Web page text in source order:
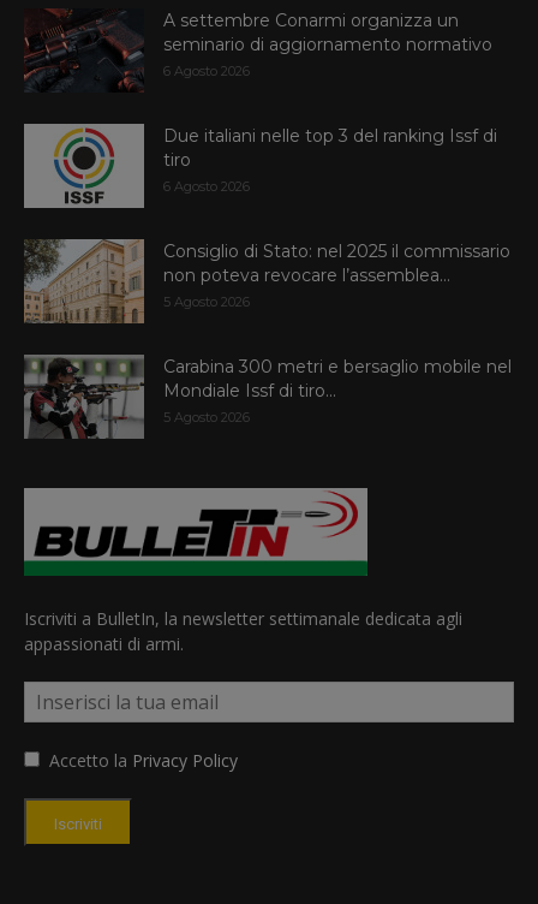
A settembre Conarmi organizza un
seminario di aggiornamento normativo
6 Agosto 2026
Due italiani nelle top 3 del ranking Issf di
tiro
6 Agosto 2026
Consiglio di Stato: nel 2025 il commissario
non poteva revocare l’assemblea...
5 Agosto 2026
Carabina 300 metri e bersaglio mobile nel
Mondiale Issf di tiro...
5 Agosto 2026
Iscriviti a BulletIn, la newsletter settimanale dedicata agli
appassionati di armi.
Accetto la Privacy Policy
Iscriviti